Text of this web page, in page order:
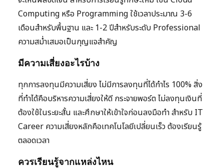
Computing หรือ Programming ใช้เวลาประมาณ 3-6
เดือนสำหรับพื้นฐาน และ 1-2 ปีสำหรับระดับ Professional
ความสม่ำเสมอเป็นกุญแจสำคัญ
มีความเสี่ยงอะไรบ้าง
ทุกการลงทุนมีความเสี่ยง ไม่มีการลงทุนที่ได้กำไร 100% สิ่ง
ที่ทำได้คือบริหารความเสี่ยงให้ดี กระจายพอร์ต ไม่ลงทุนเงินที่
ต้องใช้ในระยะสั้น และศึกษาให้เข้าใจก่อนลงมือทำ สำหรับ IT
Career ความเสี่ยงหลักคือเทคโนโลยีเปลี่ยนเร็ว ต้องเรียนรู้
ตลอดเวลา
ควรเรียนรู้จากแหล่งไหน